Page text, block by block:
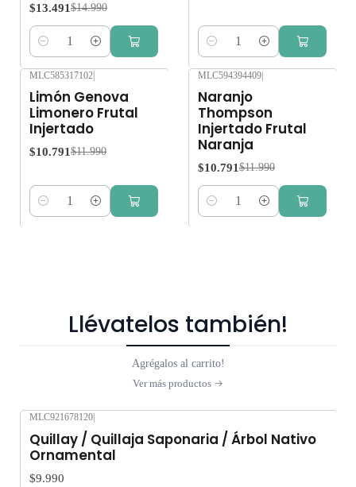
$13.491 $14.990
Cantidad Cantidad
MLC585317102
Limón Genova
Limonero Frutal
Injertado
$10.791 $11.990
Cantidad
MLC594394409
Naranjo
Thompson
Injertado Frutal
Naranja
$10.791 $11.990
Cantidad
Llévatelos también!
Agrégalos al carrito!
Ver más productos
MLC921678120
Quillay / Quillaja Saponaria / Árbol Nativo
Ornamental
$9.990